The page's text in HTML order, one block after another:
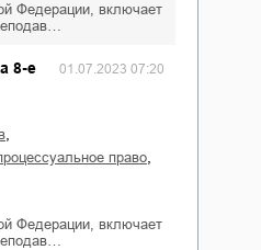
Федерации, включает
8-е
01.07.2023 07:20
право
Федерации, включает